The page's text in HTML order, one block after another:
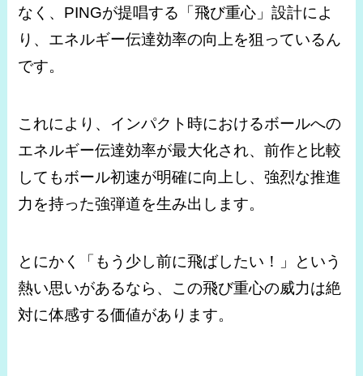
なく、PINGが提唱する「飛び重心」設計によ
り、エネルギー伝達効率の向上を狙っているん
です。
これにより、インパクト時におけるボールへの
エネルギー伝達効率が最大化され、前作と比較
してもボール初速が明確に向上し、強烈な推進
力を持った強弾道を生み出します。
とにかく「もう少し前に飛ばしたい！」という
熱い思いがあるなら、この飛び重心の威力は絶
対に体感する価値があります。